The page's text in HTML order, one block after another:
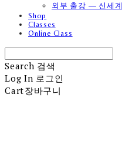
외부 출강 — 신세계
Shop
Classes
Online Class
Search 검색
Log In 로그인
Cart장바구니